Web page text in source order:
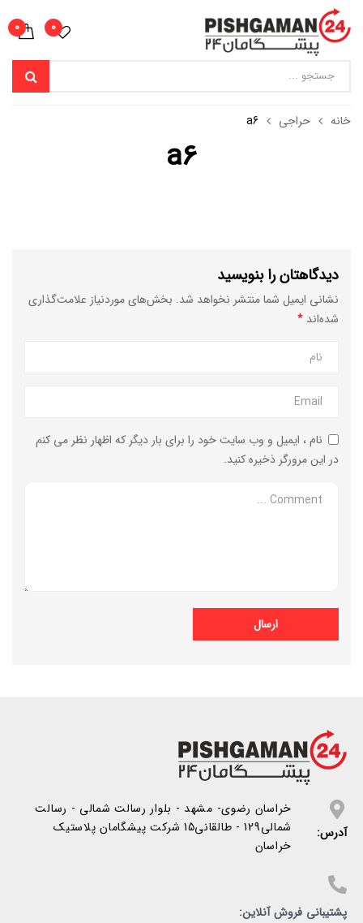
0
0
خانه حراجی a6
a6
دیدگاهتان را بنویسید
نشانی ایمیل شما منتشر نخواهد شد. بخش‌های موردنیاز علامت‌گذاری
شده‌اند *
نام ، ایمیل و وب سایت خود را برای بار دیگر که اظهار نظر می کنم
در این مرورگر ذخیره کنید.
آدرس:
خراسان رضوی- مشهد - بلوار رسالت شمالی - رسالت
شمالی129 - طالقانی15 شرکت پیشگامان پلاستیک
خراسان
پشتیبانی فروش آنلاین: